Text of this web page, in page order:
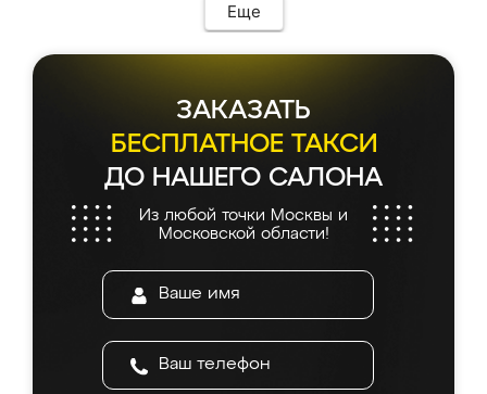
Еще
ЗАКАЗАТЬ
БЕСПЛАТНОЕ ТАКСИ
ДО НАШЕГО САЛОНА
Из любой точки Москвы и
Московской области!